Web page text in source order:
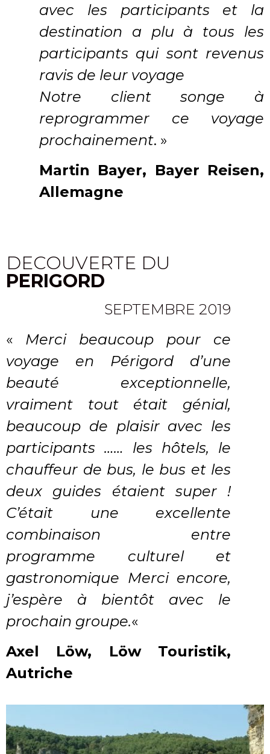
avec les participants et la
destination a plu à tous les
participants qui sont revenus
ravis de leur voyage
Notre client songe à
reprogrammer ce voyage
prochainement. »
Martin Bayer, Bayer Reisen,
Allemagne
DECOUVERTE DU
PERIGORD
SEPTEMBRE 2019
« Merci beaucoup pour ce
voyage en Périgord d’une
beauté exceptionnelle,
vraiment tout était génial,
beaucoup de plaisir avec les
participants …… les hôtels, le
chauffeur de bus, le bus et les
deux guides étaient super !
C’était une excellente
combinaison entre
programme culturel et
gastronomique Merci encore,
j’espère à bientôt avec le
prochain groupe.«
Axel Löw, Löw Touristik,
Autriche